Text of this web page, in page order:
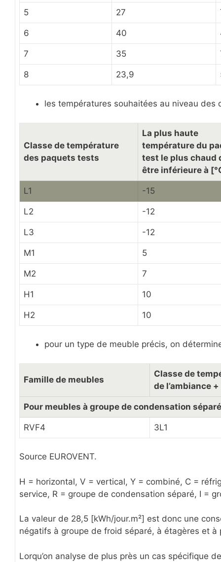
5 27
6 40
7 35
8 23,9
les températures souhaitées au niveau des
Classe de température
des paquets tests
La plus haute
température du
test le plus chaud
être inférieure à
L1 -15
L2 -12
L3 -12
M1 5
M2 7
H1 10
H2 10
pour un type de meuble précis, on
Famille de meubles
Classe de
de l’ambiance
Pour meubles à groupe de condensation séparé
RVF4 3L1
Source EUROVENT.
H = horizontal, V = vertical, Y = combiné, C =
service, R = groupe de condensation séparé, I =
La valeur de 28,5 [kWh/jour.m²] est donc une
négatifs à groupe de froid séparé, à étagères et à
Lorqu’on analyse de plus près un cas spécifique